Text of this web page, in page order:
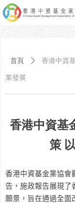
香港中資基
策
香港中資基金業協會
告，施政報告展現了
願景，旨在通過全面
首頁 ꄲ 香港中資
業發展